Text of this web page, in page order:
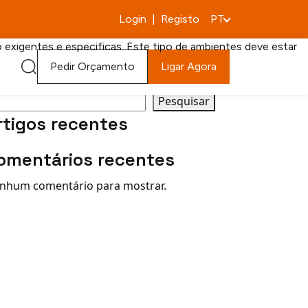
Login Registo PT
Pedir Orçamento Ligar Agora
e especificas. Este tipo de ambientes deve estar
Pesquisar
recentes
recentes
comentário para mostrar.